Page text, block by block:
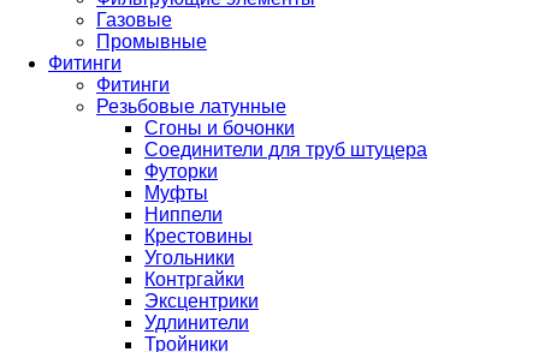
Газовые
Промывные
Фитинги
Фитинги
Резьбовые латунные
Сгоны и бочонки
Соединители для труб штуцера
Футорки
Муфты
Ниппели
Крестовины
Угольники
Контргайки
Эксцентрики
Удлинители
Тройники